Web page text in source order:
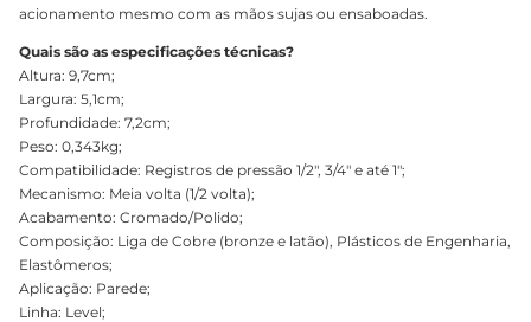
acionamento mesmo com as mãos sujas ou ensaboadas.
Quais são as especificações técnicas?
Altura: 9,7cm;
Largura: 5,1cm;
Profundidade: 7,2cm;
Peso: 0,343kg;
Compatibilidade: Registros de pressão 1/2", 3/4" e até 1";
Mecanismo: Meia volta (1/2 volta);
Acabamento: Cromado/Polido;
Composição: Liga de Cobre (bronze e latão), Plásticos de Engenharia,
Elastômeros;
Aplicação: Parede;
Linha: Level;